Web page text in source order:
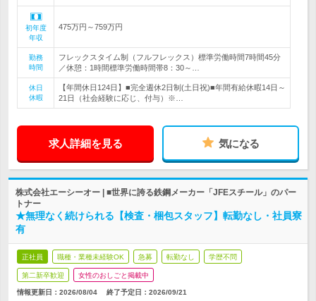
初年度
年収
475万円～759万円
勤務
時間
フレックスタイム制（フルフレックス）標準労働時間7時間45分
／休憩：1時間標準労働時間帯8：30～…
休日
休暇
【年間休日124日】■完全週休2日制(土日祝)■年間有給休暇14日～
21日（社会経験に応じ、付与）※…
求人詳細を見る 気になる
株式会社エーシーオー | ■世界に誇る鉄鋼メーカー「JFEスチール」のパー
トナー
★無理なく続けられる【検査・梱包スタッフ】転勤なし・社員寮
有
正社員 職種・業種未経験OK 急募 転勤なし 学歴不問
第二新卒歓迎 女性のおしごと掲載中
情報更新日：2026/08/04 終了予定日： 2026/09/21